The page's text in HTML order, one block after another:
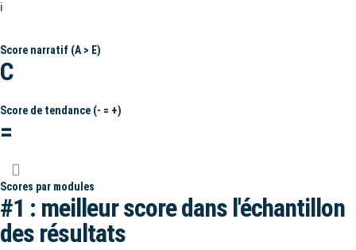
ℹ️
Score narratif (A > E)
C
Score de tendance (- = +)
=
Scores par modules
#1 : meilleur score dans l'échantillon
des résultats